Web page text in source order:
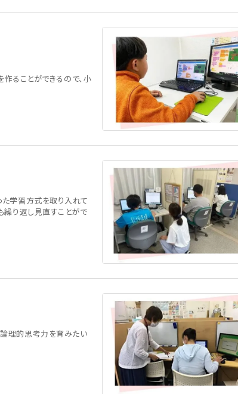
ることができるので、小
た学習方式を取り入れて
繰り返し見直すことがで
論理的思考力を育みたい